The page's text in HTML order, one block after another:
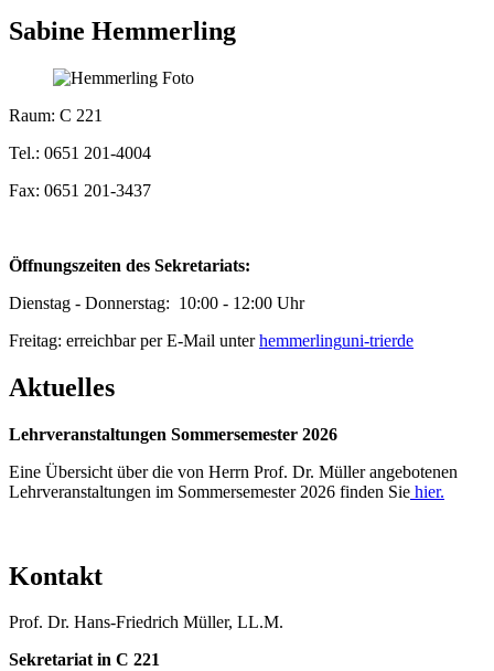
Sabine Hemmerling
Raum: C 221
Tel.: 0651 201-4004
Fax: 0651 201-3437
Öffnungszeiten des Sekretariats:
Dienstag - Donnerstag: 10:00 - 12:00 Uhr
Freitag: erreichbar per E-Mail unterhemmerlinguni-trierde
Aktuelles
Lehrveranstaltungen Sommersemester 2026
Eine Übersicht über die von Herrn Prof. Dr. Müller angebotenen
Lehrveranstaltungen im Sommersemester 2026 finden Sie hier.
Kontakt
Prof. Dr. Hans-Friedrich Müller, LL.M.
Sekretariat in C 221